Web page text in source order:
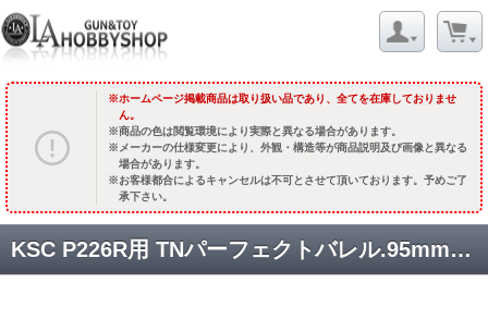
ホームページ掲載商品は取り扱い品であり、全てを在庫しておりませ
ん。
商品の色は閲覧環境により実際と異なる場合があります。
メーカーの仕様変更により、外観・構造等が商品説明及び画像と異なる
場合があります。
お客様都合によるキャンセルは不可とさせて頂いております。予めご了
承下さい。
KSC P226R用 TNパーフェクトバレル.95mm[SC0226RN] [取寄]